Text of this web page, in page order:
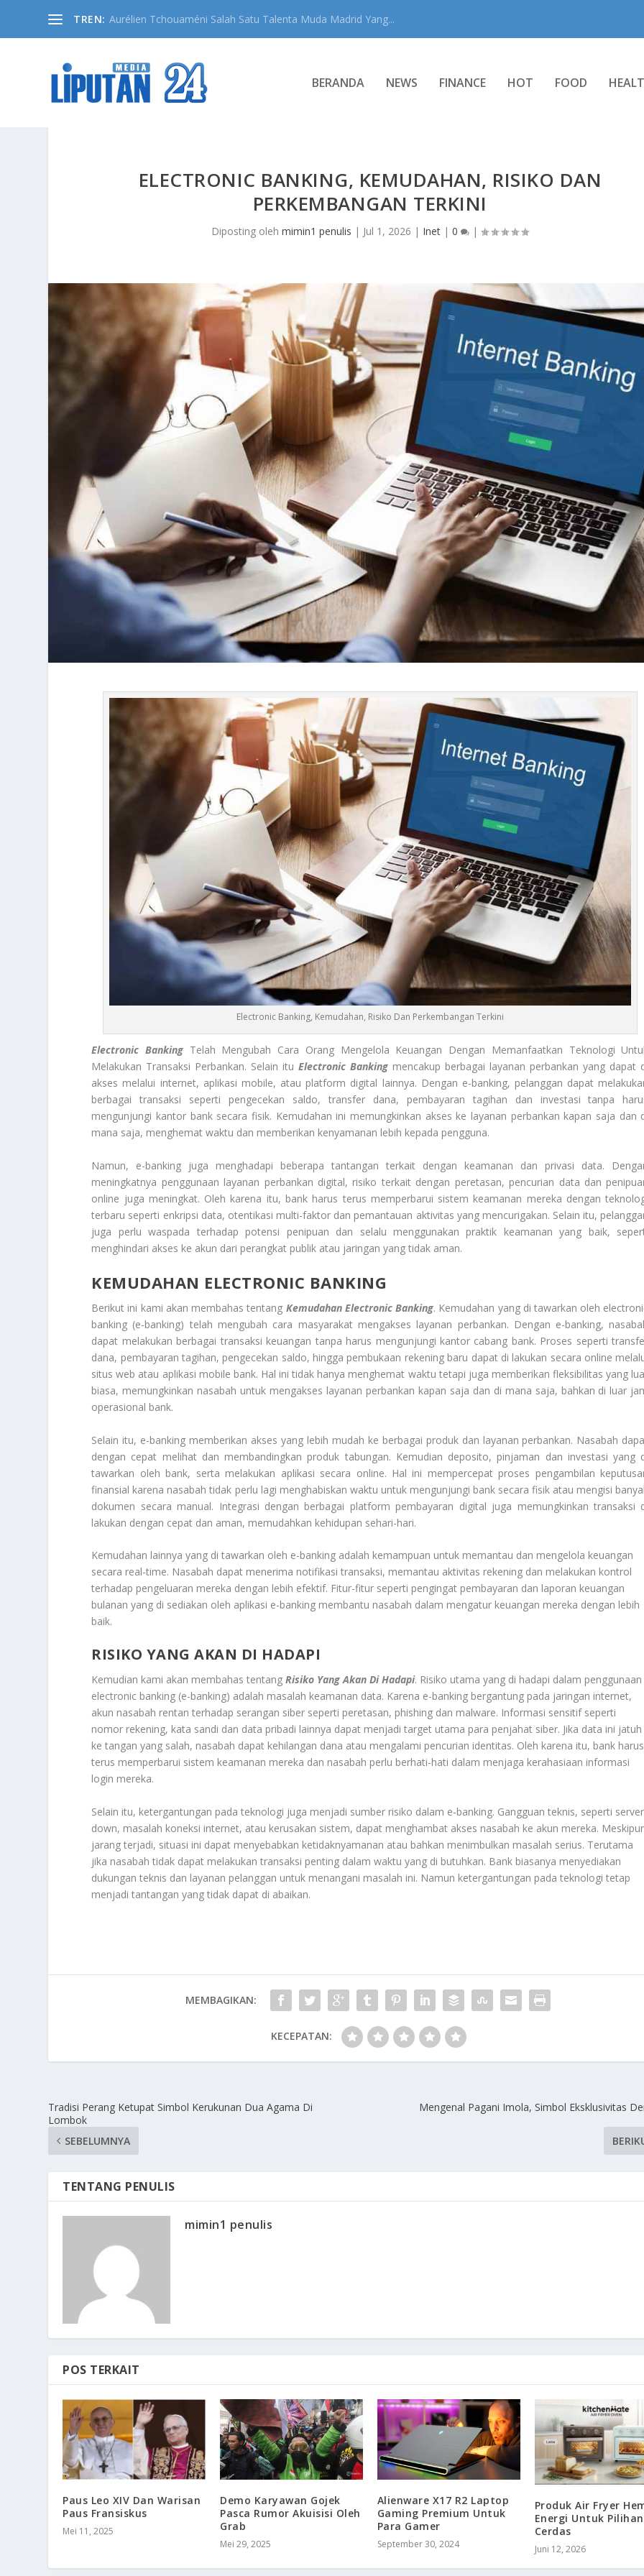
TREN: Aurélien Tchouaméni Salah Satu Talenta Muda Madrid Yang...
BERANDA NEWS FINANCE HOT FOOD
ELECTRONIC BANKING, KEMUDAHAN, RISIKO DAN
PERKEMBANGAN TERKINI
Diposting olehmimin1 penulis | Jul 1, 2026 | Inet |0 |
Electronic Banking, Kemudahan, Risiko Dan Perkembangan Terkini
Electronic BankingTelah Mengubah Cara Orang Mengelola Keuangan Dengan Memanfaatkan Teknologi
Melakukan Transaksi Perbankan. Selain ituElectronic Banking mencakup berbagai layanan perbankan yang dapat
akses melalui internet, aplikasi mobile, atau platform digital lainnya. Dengan e-banking, pelanggan dapat
berbagai transaksi seperti pengecekan saldo, transfer dana, pembayaran tagihan dan investasi tanpa
mengunjungi kantor bank secara fisik. Kemudahan ini memungkinkan akses ke layanan perbankan kapan saja dan
mana saja, menghemat waktu dan memberikan kenyamanan lebih kepada pengguna.
Namun, e-banking juga menghadapi beberapa tantangan terkait dengan keamanan dan privasi data.
meningkatnya penggunaan layanan perbankan digital, risiko terkait dengan peretasan, pencurian data dan
online juga meningkat. Oleh karena itu, bank harus terus memperbarui sistem keamanan mereka dengan
terbaru seperti enkripsi data, otentikasi multi-faktor dan pemantauan aktivitas yang mencurigakan. Selain itu,
juga perlu waspada terhadap potensi penipuan dan selalu menggunakan praktik keamanan yang baik,
menghindari akses ke akun dari perangkat publik atau jaringan yang tidak aman.
KEMUDAHAN ELECTRONIC BANKING
Berikut ini kami akan membahas tentang Kemudahan Electronic Banking. Kemudahan yang di tawarkan oleh
banking (e-banking) telah mengubah cara masyarakat mengakses layanan perbankan. Dengan e-banking,
dapat melakukan berbagai transaksi keuangan tanpa harus mengunjungi kantor cabang bank. Proses seperti
dana, pembayaran tagihan, pengecekan saldo, hingga pembukaan rekening baru dapat di lakukan secara online
situs web atau aplikasi mobile bank. Hal ini tidak hanya menghemat waktu tetapi juga memberikan fleksibilitas yang
biasa, memungkinkan nasabah untuk mengakses layanan perbankan kapan saja dan di mana saja, bahkan di luar
operasional bank.
Selain itu, e-banking memberikan akses yang lebih mudah ke berbagai produk dan layanan perbankan. Nasabah
dengan cepat melihat dan membandingkan produk tabungan. Kemudian deposito, pinjaman dan investasi yang
tawarkan oleh bank, serta melakukan aplikasi secara online. Hal ini mempercepat proses pengambilan
finansial karena nasabah tidak perlu lagi menghabiskan waktu untuk mengunjungi bank secara fisik atau mengisi
dokumen secara manual. Integrasi dengan berbagai platform pembayaran digital juga memungkinkan transaksi
lakukan dengan cepat dan aman, memudahkan kehidupan sehari-hari.
Kemudahan lainnya yang di tawarkan oleh e-banking adalah kemampuan untuk memantau dan mengelola keuangan
secara real-time. Nasabah dapat menerima notifikasi transaksi, memantau aktivitas rekening dan melakukan kontrol
terhadap pengeluaran mereka dengan lebih efektif. Fitur-fitur seperti pengingat pembayaran dan laporan keuangan
bulanan yang di sediakan oleh aplikasi e-banking membantu nasabah dalam mengatur keuangan mereka dengan lebih
baik.
RISIKO YANG AKAN DI HADAPI
Kemudian kami akan membahas tentangRisiko Yang Akan Di Hadapi. Risiko utama yang di hadapi dalam penggunaan
electronic banking (e-banking) adalah masalah keamanan data. Karena e-banking bergantung pada jaringan internet,
akun nasabah rentan terhadap serangan siber seperti peretasan, phishing dan malware. Informasi sensitif seperti
nomor rekening, kata sandi dan data pribadi lainnya dapat menjadi target utama para penjahat siber. Jika data ini jatuh
ke tangan yang salah, nasabah dapat kehilangan dana atau mengalami pencurian identitas. Oleh karena itu, bank harus
terus memperbarui sistem keamanan mereka dan nasabah perlu berhati-hati dalam menjaga kerahasiaan informasi
login mereka.
Selain itu, ketergantungan pada teknologi juga menjadi sumber risiko dalam e-banking. Gangguan teknis, seperti server
down, masalah koneksi internet, atau kerusakan sistem, dapat menghambat akses nasabah ke akun mereka.
jarang terjadi, situasi ini dapat menyebabkan ketidaknyamanan atau bahkan menimbulkan masalah serius. Terutama
jika nasabah tidak dapat melakukan transaksi penting dalam waktu yang di butuhkan. Bank biasanya menyediakan
dukungan teknis dan layanan pelanggan untuk menangani masalah ini. Namun ketergantungan pada teknologi tetap
menjadi tantangan yang tidak dapat di abaikan.
MEMBAGIKAN:
KECEPATAN:
Tradisi Perang Ketupat Simbol Kerukunan Dua Agama Di
Lombok
SEBELUMNYA
Mengenal Pagani Imola, Simbol Eksklusivitas
TENTANG PENULIS
mimin1 penulis
POS TERKAIT
Paus Leo XIV Dan Warisan
Paus Fransiskus
Mei 11, 2025
Demo Karyawan Gojek
Pasca Rumor Akuisisi Oleh
Grab
Mei 29, 2025
Alienware X17 R2 Laptop
Gaming Premium Untuk
Para Gamer
September 30, 2024
Produk Air Fryer
Energi Untuk
Cerdas
Juni 12, 2026